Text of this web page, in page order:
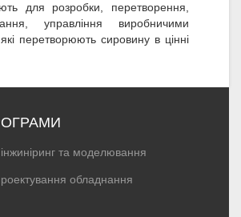
для розробки, перетворення,
управління виробничими
перетворюють сировину в цінні
та моделювання
обладнання